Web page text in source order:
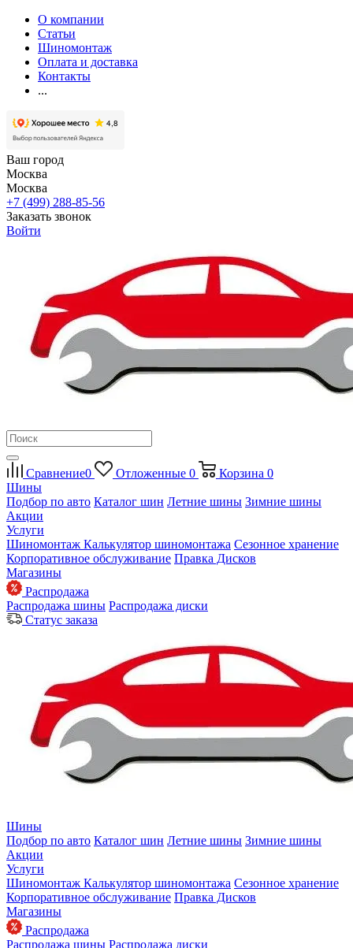
О компании
Статьи
Шиномонтаж
Оплата и доставка
Контакты
...
Ваш город
Москва
Москва
+7 (499) 288-85-56
Заказать звонок
Войти
Сравнение0 Отложенные 0 Корзина 0
Шины
Подбор по авто Каталог шин Летние шины Зимние шины
Акции
Услуги
Шиномонтаж Калькулятор шиномонтажа Сезонное хранение
Корпоративное обслуживание Правка Дисков
Магазины
Распродажа
Распродажа шины Распродажа диски
Статус заказа
Шины
Подбор по авто Каталог шин Летние шины Зимние шины
Акции
Услуги
Шиномонтаж Калькулятор шиномонтажа Сезонное хранение
Корпоративное обслуживание Правка Дисков
Магазины
Распродажа
Распродажа шины Распродажа диски